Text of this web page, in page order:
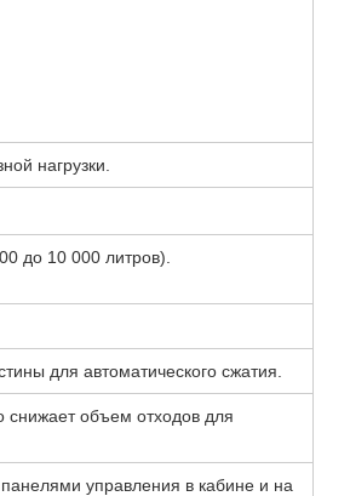
нагрузки.
до 10 000 литров).
для автоматического сжатия.
снижает объем отходов для
управления в кабине и на